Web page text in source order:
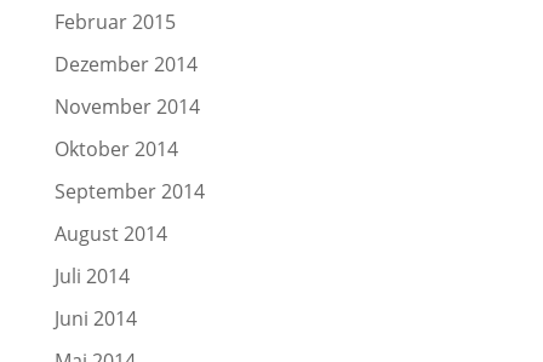
Februar 2015
Dezember 2014
November 2014
Oktober 2014
September 2014
August 2014
Juli 2014
Juni 2014